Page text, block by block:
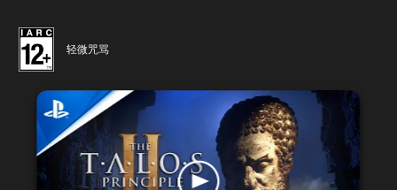
轻微咒骂